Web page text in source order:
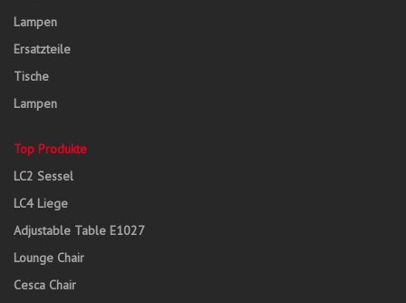
Lampen
Ersatzteile
Tische
Lampen
Top Produkte
LC2 Sessel
LC4 Liege
Adjustable Table E1027
Lounge Chair
Cesca Chair